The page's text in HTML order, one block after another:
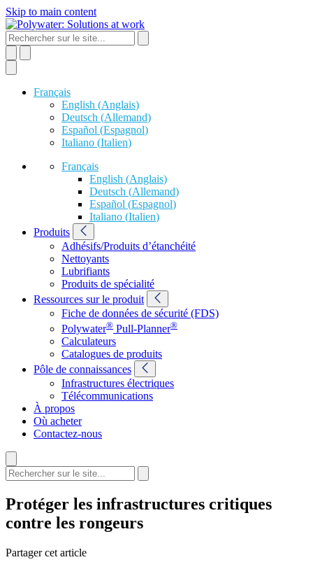
Skip to main content
Français
English (Anglais)
Deutsch (Allemand)
Español (Espagnol)
Italiano (Italien)
Français
English (Anglais)
Deutsch (Allemand)
Español (Espagnol)
Italiano (Italien)
Produits
Adhésifs/Produits d’étanchéité
Nettoyants
Lubrifiants
Produits de spécialité
Ressources sur le produit
Fiche de données de sécurité (FDS)
Polywater® Pull-Planner®
Calculateurs
Catalogues de produits
Pôle de connaissances
Infrastructures électriques
Télécommunications
À propos
Où acheter
Contactez-nous
Protéger les infrastructures critiques
contre les rongeurs
Partager cet article